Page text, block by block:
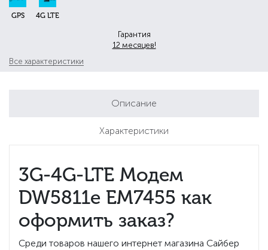
GPS 4G LTE
Гарантия
12 месяцев!
Все характеристики
Описание
Характеристики
3G-4G-LTE Модем
DW5811e EM7455 как
оформить заказ?
Среди товаров нашего интернет магазина Сайбер